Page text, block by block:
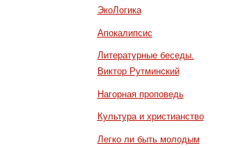
ЭкоЛогика
Апокалипсис
Литературные беседы.
Виктор Рутминский
Нагорная проповедь
Культура и христианство
Легко ли быть молодым